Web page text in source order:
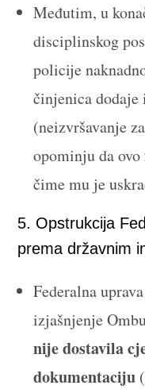
Međutim, u
disciplinskog
policije
činjenica
(neizvršavanje
opominju da ovo
čime mu je
5. Opstrukcija
prema državnim
Federalna
izjašnjenje
nije dostavila
dokumentaciju